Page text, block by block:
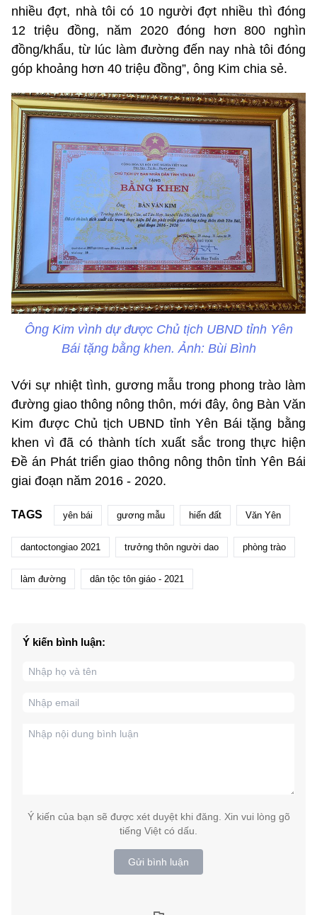
nhiều đợt, nhà tôi có 10 người đợt nhiều thì đóng
12 triệu đồng, năm 2020 đóng hơn 800 nghìn
đồng/khẩu, từ lúc làm đường đến nay nhà tôi đóng
góp khoảng hơn 40 triệu đồng”, ông Kim chia sẻ.
Ông Kim vình dự được Chủ tịch UBND tỉnh Yên
Bái tặng bằng khen. Ảnh: Bùi Bình
Với sự nhiệt tình, gương mẫu trong phong trào làm
đường giao thông nông thôn, mới đây, ông Bàn Văn
Kim được Chủ tịch UBND tỉnh Yên Bái tặng bằng
khen vì đã có thành tích xuất sắc trong thực hiện
Đề án Phát triển giao thông nông thôn tỉnh Yên Bái
giai đoạn năm 2016 - 2020.
TAGS yên bái gương mẫu hiến đất Văn Yên
dantoctongiao 2021 trưởng thôn người dao phòng trào
làm đường dân tộc tôn giáo - 2021
Ý kiến bình luận:
Ý kiến của bạn sẽ được xét duyệt khi đăng. Xin vui lòng gõ
tiếng Việt có dấu.
Gửi bình luận